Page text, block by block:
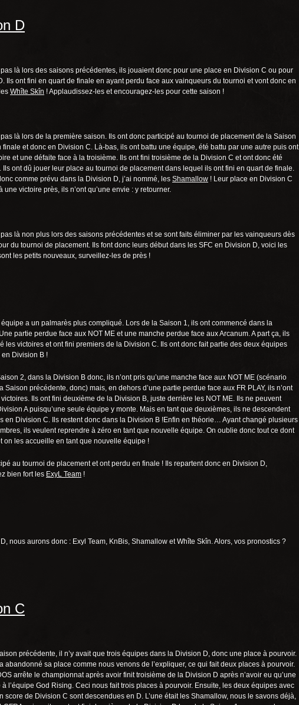
D
pas là lors des saisons précédentes, ils jouaient donc pour une place en Division C ou pour
Ils ont fini en quart de finale en ayant perdu face aux vainqueurs du tournoi et vont donc en
Whîte Skîn ! Applaudissez-les et encouragez-les pour cette saison !
pas là lors de la première saison. Ils ont donc participé au tournoi de placement de la Saison
finale et donc en Division C. Là-bas, ils ont battu une équipe, été battu par une autre puis ont
et une défaite face à la troisième. Ils ont fini troisième de la Division C et ont donc été
Ils ont dû jouer leur place au tournoi de placement dans lequel ils ont fini en quart de finale.
comme prévu dans la Division D, j’ai nommé, les Shamallow ! Leur place en Division C
une victoire près, ils n’ont qu’une envie : y retourner.
pas là non plus lors des saisons précédentes et se sont faits éliminer par les vainqueurs dès
du tournoi de placement. Ils font donc leurs début dans les SFC en Division D, voici les
les petits nouveaux, surveillez-les de près !
a un palmarès plus compliqué. Lors de la Saison 1, ils ont commencé dans la
partie perdue face aux NOT ME et une manche perdue face aux Arcanum. A part ça, ils
les victoires et ont fini premiers de la Division C. Ils ont donc fait partie des deux équipes
Division B !
2, dans la Division B donc, ils n’ont pris qu’une manche face aux NOT ME (scénario
Saison précédente, donc) mais, en dehors d’une partie perdue face aux FR PLAY, ils n’ont
Ils ont fini deuxième de la Division B, juste derrière les NOT ME. Ils ne peuvent
A puisqu’une seule équipe y monte. Mais en tant que deuxièmes, ils ne descendent
en Division C. Ils restent donc dans la Division B !Enfin en théorie… Ayant changé plusieurs
ils veulent reprendre à zéro en tant que nouvelle équipe. On oublie donc tout ce dont
on les accueille en tant que nouvelle équipe !
au tournoi de placement et ont perdu en finale ! Ils repartent donc en Division D,
bien fort les ExyL Team !
nous aurons donc : Exyl Team, KnBis, Shamallow et Whîte Skîn. Alors, vos pronostics ?
C
précédente, il n’y avait que trois équipes dans la Division D, donc une place à pourvoir.
abandonné sa place comme nous venons de l’expliquer, ce qui fait deux places à pourvoir.
arrête le championnat après avoir finit troisième de la Division D après n’avoir eu qu’une
à l’équipe God Rising. Ceci nous fait trois places à pourvoir. Ensuite, les deux équipes avec
score de Division C sont descendues en D. L’une était les Shamallow, nous le savons déjà,